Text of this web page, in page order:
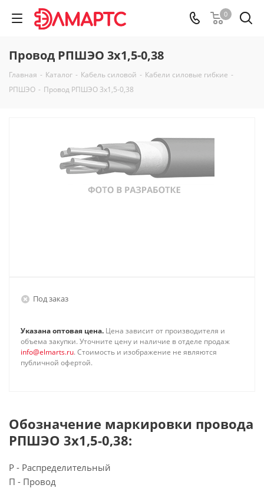
0
Провод РПШЭО 3х1,5-0,38
Главная - Каталог - Кабель силовой - Кабели силовые гибкие -
РПШЭО - Провод РПШЭО 3х1,5-0,38
Под заказ
Указана оптовая цена. Цена зависит от производителя и
объема закупки. Уточните цену и наличие в отделе продаж
info@elmarts.ru. Стоимость и изображение не являются
публичной офертой.
Обозначение маркировки провода
РПШЭО 3х1,5-0,38:
Р - Распределительный
П - Провод